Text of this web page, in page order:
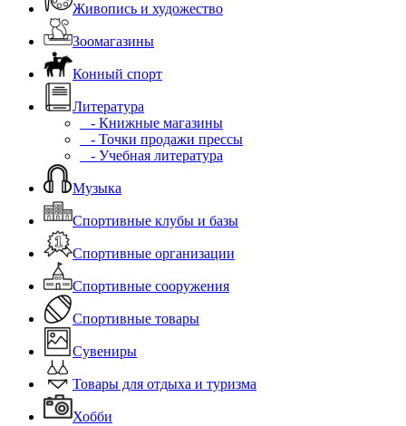
Живопись и художество
Зоомагазины
Конный спорт
Литература
- Книжные магазины
- Точки продажи прессы
- Учебная литература
Музыка
Спортивные клубы и базы
Спортивные организации
Спортивные сооружения
Спортивные товары
Сувениры
Товары для отдыха и туризма
Хобби